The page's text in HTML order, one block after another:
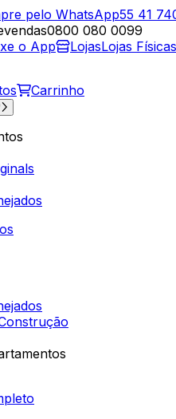
pelo WhatsApp55 41
0800 080 0099
o App LojasLojas Físicas
Carrinho